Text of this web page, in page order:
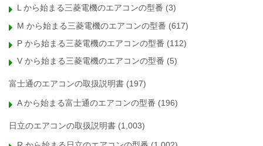
L から始まる三菱電機のエアコンの型番 (3)
M から始まる三菱電機のエアコンの型番 (617)
P から始まる三菱電機のエアコンの型番 (112)
V から始まる三菱電機のエアコンの型番 (5)
富士通のエアコンの取扱説明書 (197)
A から始まる富士通のエアコンの型番 (196)
日立のエアコンの取扱説明書 (1,003)